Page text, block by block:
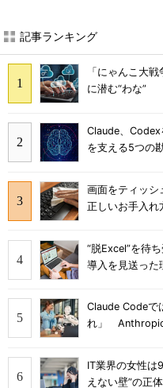
記事ランキング
「にゃんこ大
に潜む“わな”
Claude、
を支える5つの
画面をティッ
正しいお手入れ
“脱Excel”を待
導入を見送った
Claude Codeで
れ」 Anthropic
IT業界の女性
えない壁”の正体